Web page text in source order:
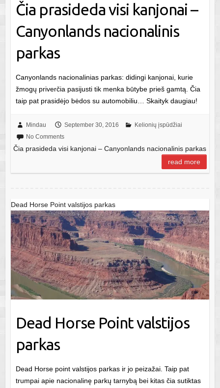
Čia prasideda visi kanjonai –
Canyonlands nacionalinis
parkas
Canyonlands nacionalinias parkas: didingi kanjonai, kurie
žmogų priverčia pasijusti tik menka būtybe prieš gamtą. Čia
taip pat prasidėjo bėdos su automobiliu… Skaityk daugiau!
Mindau September 30, 2016
Kelionių įspūdžiai
No Comments
Čia prasideda visi kanjonai – Canyonlands nacionalinis parkas
read more
Dead Horse Point valstijos parkas
Dead Horse Point valstijos
parkas
Dead Horse point valstijos parkas ir jo peizažai. Taip pat
trumpai apie nacionalinę parkų tarnybą bei kitas čia sutiktas